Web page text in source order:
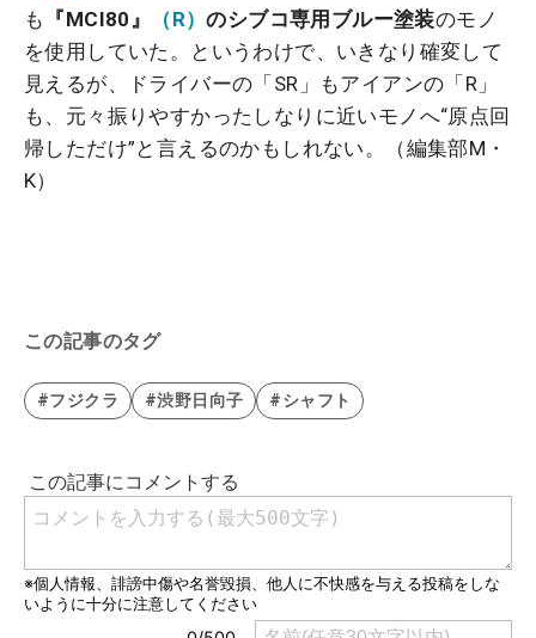
も 『MCI80』 （R）のシブコ専用ブルー塗装のモノ
を使用していた。というわけで、いきなり確変して
見えるが、ドライバーの「SR」もアイアンの「R」
も、元々振りやすかったしなりに近いモノへ“原点回
帰しただけ”と言えるのかもしれない。（編集部M・
K）
この記事のタグ
#フジクラ #渋野日向子 #シャフト